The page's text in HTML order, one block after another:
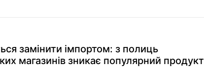
замінити імпортом: з полиць
магазинів зникає популярний продукт